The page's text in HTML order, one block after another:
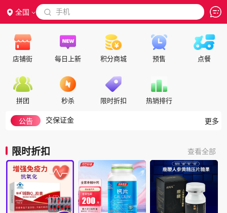
全国  手机
店铺街 每日上新 积分商城 预售 点餐
拼团 秒杀 限时折扣 热销排行
公告
隐私政策
交保证金
积分细则
积分兑换说明
如何搜索
更多
限时折扣 查看全部